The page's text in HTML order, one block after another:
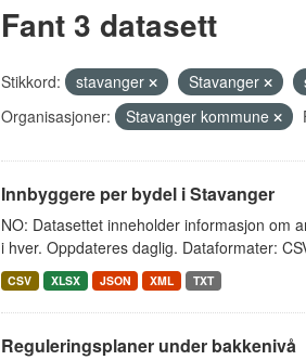
Fant 3 datasett
Stikkord: stavanger Stavanger
Organisasjoner:
Stavanger kommune
Innbyggere per bydel i Stavanger
NO: Datasettet inneholder informasjon om
i hver. Oppdateres daglig. Dataformater:
CSV XLSX JSON XML TXT
Reguleringsplaner under bakkenivå